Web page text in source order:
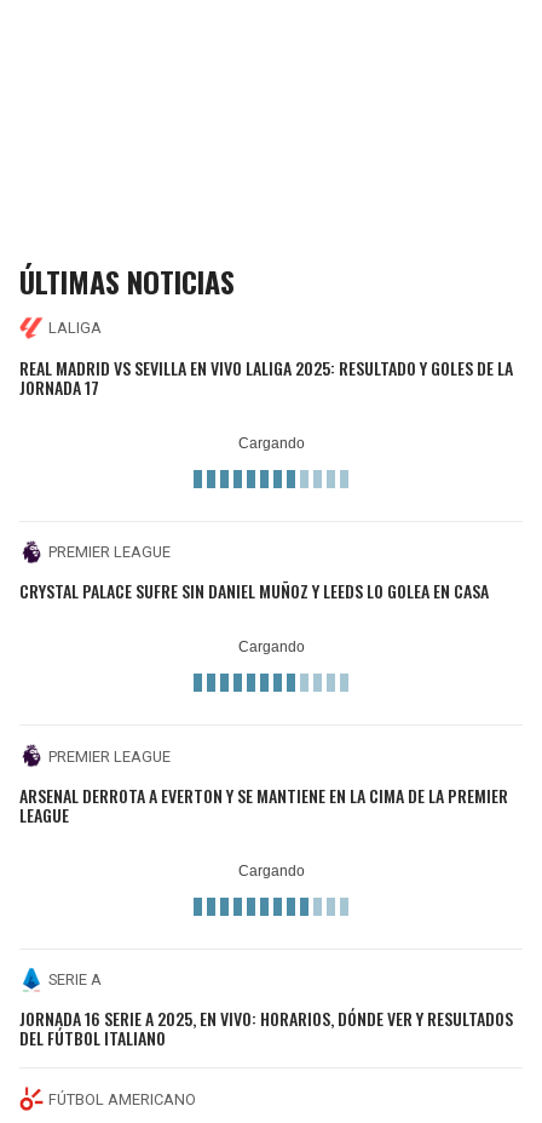
ÚLTIMAS NOTICIAS
LALIGA
REAL MADRID VS SEVILLA EN VIVO LALIGA 2025: RESULTADO Y GOLES DE LA
JORNADA 17
PREMIER LEAGUE
CRYSTAL PALACE SUFRE SIN DANIEL MUÑOZ Y LEEDS LO GOLEA EN CASA
PREMIER LEAGUE
ARSENAL DERROTA A EVERTON Y SE MANTIENE EN LA CIMA DE LA PREMIER
LEAGUE
SERIE A
JORNADA 16 SERIE A 2025, EN VIVO: HORARIOS, DÓNDE VER Y RESULTADOS
DEL FÚTBOL ITALIANO
FÚTBOL AMERICANO